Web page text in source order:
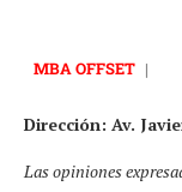
MBA OFFSET |
Dirección: Av.
Las opiniones